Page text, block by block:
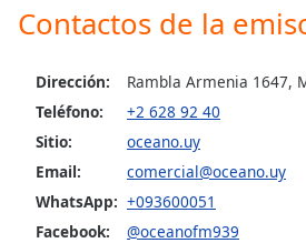
Font
Reset
Done
Modal
Dialog
Contactos de la
Dirección:
Rambla Armenia 1647,
Teléfono:
+2 628 92 40
Sitio:
oceano.uy
Email:
comercial@oceano.uy
WhatsApp: +093600051
Facebook:
@oceanofm939